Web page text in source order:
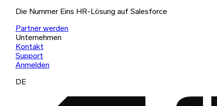
Die Nummer Eins HR-Lösung auf Salesforce
Partner werden
Unternehmen
Kontakt
Support
Anmelden
DE